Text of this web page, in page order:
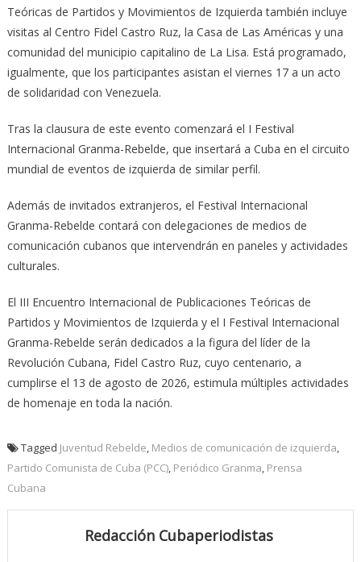
Teóricas de Partidos y Movimientos de Izquierda también incluye
visitas al Centro Fidel Castro Ruz, la Casa de Las Américas y una
comunidad del municipio capitalino de La Lisa. Está programado,
igualmente, que los participantes asistan el viernes 17 a un acto
de solidaridad con Venezuela.
Tras la clausura de este evento comenzará el I Festival
Internacional Granma-Rebelde, que insertará a Cuba en el circuito
mundial de eventos de izquierda de similar perfil.
Además de invitados extranjeros, el Festival Internacional
Granma-Rebelde contará con delegaciones de medios de
comunicación cubanos que intervendrán en paneles y actividades
culturales.
El III Encuentro Internacional de Publicaciones Teóricas de
Partidos y Movimientos de Izquierda y el I Festival Internacional
Granma-Rebelde serán dedicados a la figura del líder de la
Revolución Cubana, Fidel Castro Ruz, cuyo centenario, a
cumplirse el 13 de agosto de 2026, estimula múltiples actividades
de homenaje en toda la nación.
Tagged Juventud Rebelde, Medios de comunicación de izquierda,
Partido Comunista de Cuba (PCC), Periódico Granma, Prensa
Cubana
Redacción Cubaperiodistas